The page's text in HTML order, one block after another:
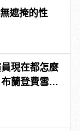
遮掩的性
現在都怎麼
蘭登費雪大